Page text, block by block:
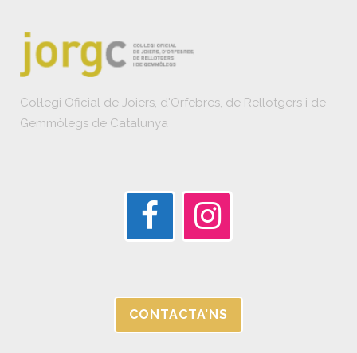
Col·legi Oficial de Joiers, d'Orfebres, de Rellotgers i de
Gemmòlegs de Catalunya
CONTACTA’NS